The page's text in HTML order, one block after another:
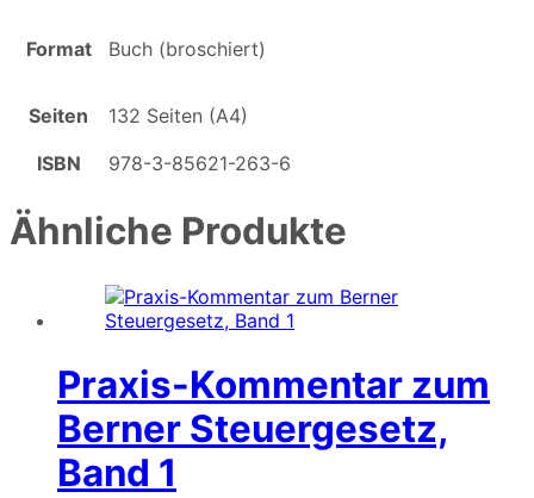
Format Buch (broschiert)
Seiten
132 Seiten (A4)
ISBN
978-3-85621-263-6
Ähnliche Produkte
Praxis-Kommentar zum
Berner Steuergesetz,
Band 1